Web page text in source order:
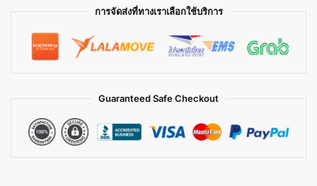
การจัดส่งที่ทางเราเลือกใช้บริการ
Guaranteed Safe Checkout